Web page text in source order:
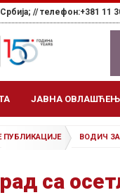
// телефон:+381 11
ЈАВНА
ПУБЛИКАЦИЈЕ ВОДИЧ
са